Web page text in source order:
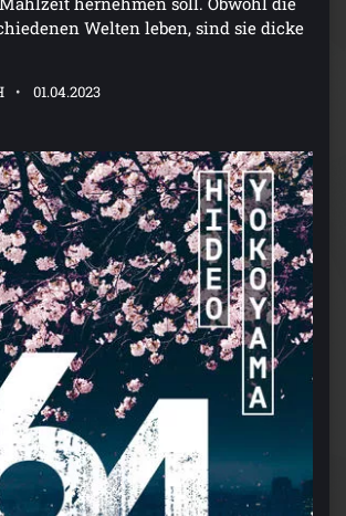
Welten leben, sind sie dicke
01.04.2023